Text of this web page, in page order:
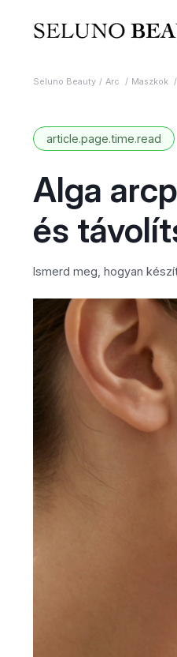
Seluno Beauty Arc Maszkok
article.page.time.read
Alga
és
Ismerd meg, hogyan